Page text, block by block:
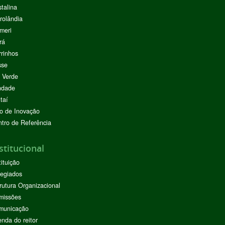
de Inovação
de Referência
Organizacional
do reitor